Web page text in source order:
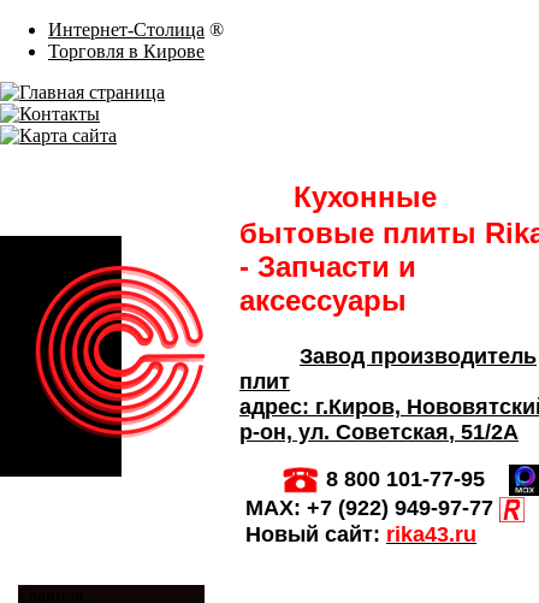
Интернет-Столица ®
Торговля в Кирове
Кухонные
бытовые плиты
- Запчасти и
аксессуары
Завод производитель
плит
адрес: г.Киров,
р-он, ул. Советская, 51/2А
8 800 101-77-95
MAX: +7 (922) 949-97-77
Новый сайт: rika43.ru